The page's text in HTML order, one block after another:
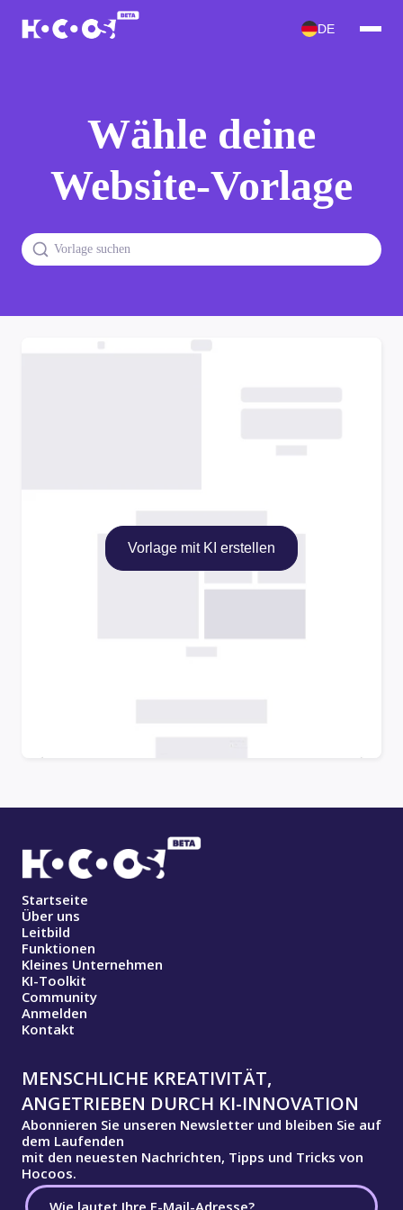
DE
Wähle deine
Website-Vorlage
Vorlage mit KI erstellen
Startseite
Über uns
Leitbild
Funktionen
Kleines Unternehmen
KI-Toolkit
Community
Anmelden
Kontakt
MENSCHLICHE KREATIVITÄT,
ANGETRIEBEN DURCH KI-INNOVATION
Abonnieren Sie unseren Newsletter und bleiben Sie auf
dem Laufenden
mit den neuesten Nachrichten, Tipps und Tricks von
Hocoos.